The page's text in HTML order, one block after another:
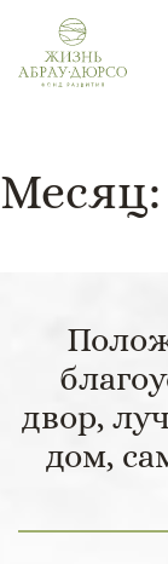
Месяц:
двор,
дом,